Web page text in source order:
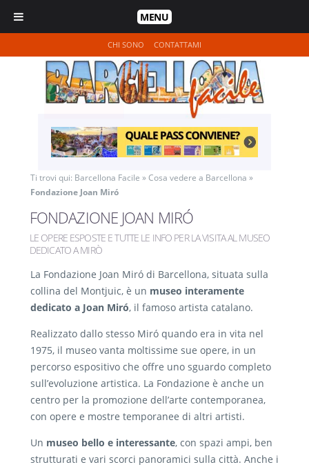
MENU
CHI SONO CONTATTAMI
Ti trovi qui: Barcellona Facile »Cosa vedere a Barcellona »
Fondazione Joan Miró
FONDAZIONE JOAN MIRÓ
LE OPERE ESPOSTE E TUTTE LE INFO PER LA VISITA AL MUSEO
DEDICATO A MIRÒ
La Fondazione Joan Miró di Barcellona, situata sulla
collina del Montjuic, è un museo interamente
dedicato a Joan Miró, il famoso artista catalano.
Realizzato dallo stesso Miró quando era in vita nel
1975, il museo vanta moltissime sue opere, in un
percorso espositivo che offre uno sguardo completo
sull’evoluzione artistica. La Fondazione è anche un
centro per la promozione dell’arte contemporanea,
con opere e mostre temporanee di altri artisti.
Un museo bello e interessante, con spazi ampi, ben
strutturati e vari scorci panoramici sulla città. Anche i